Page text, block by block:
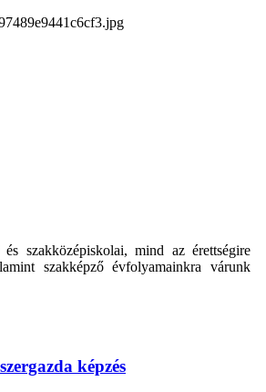
szakközépiskolai, mind az érettségire
szakképző évfolyamainkra várunk
képzés